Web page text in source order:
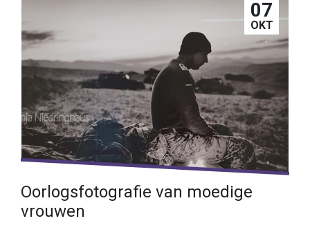
07
OKT
Oorlogsfotografie van moedige
vrouwen